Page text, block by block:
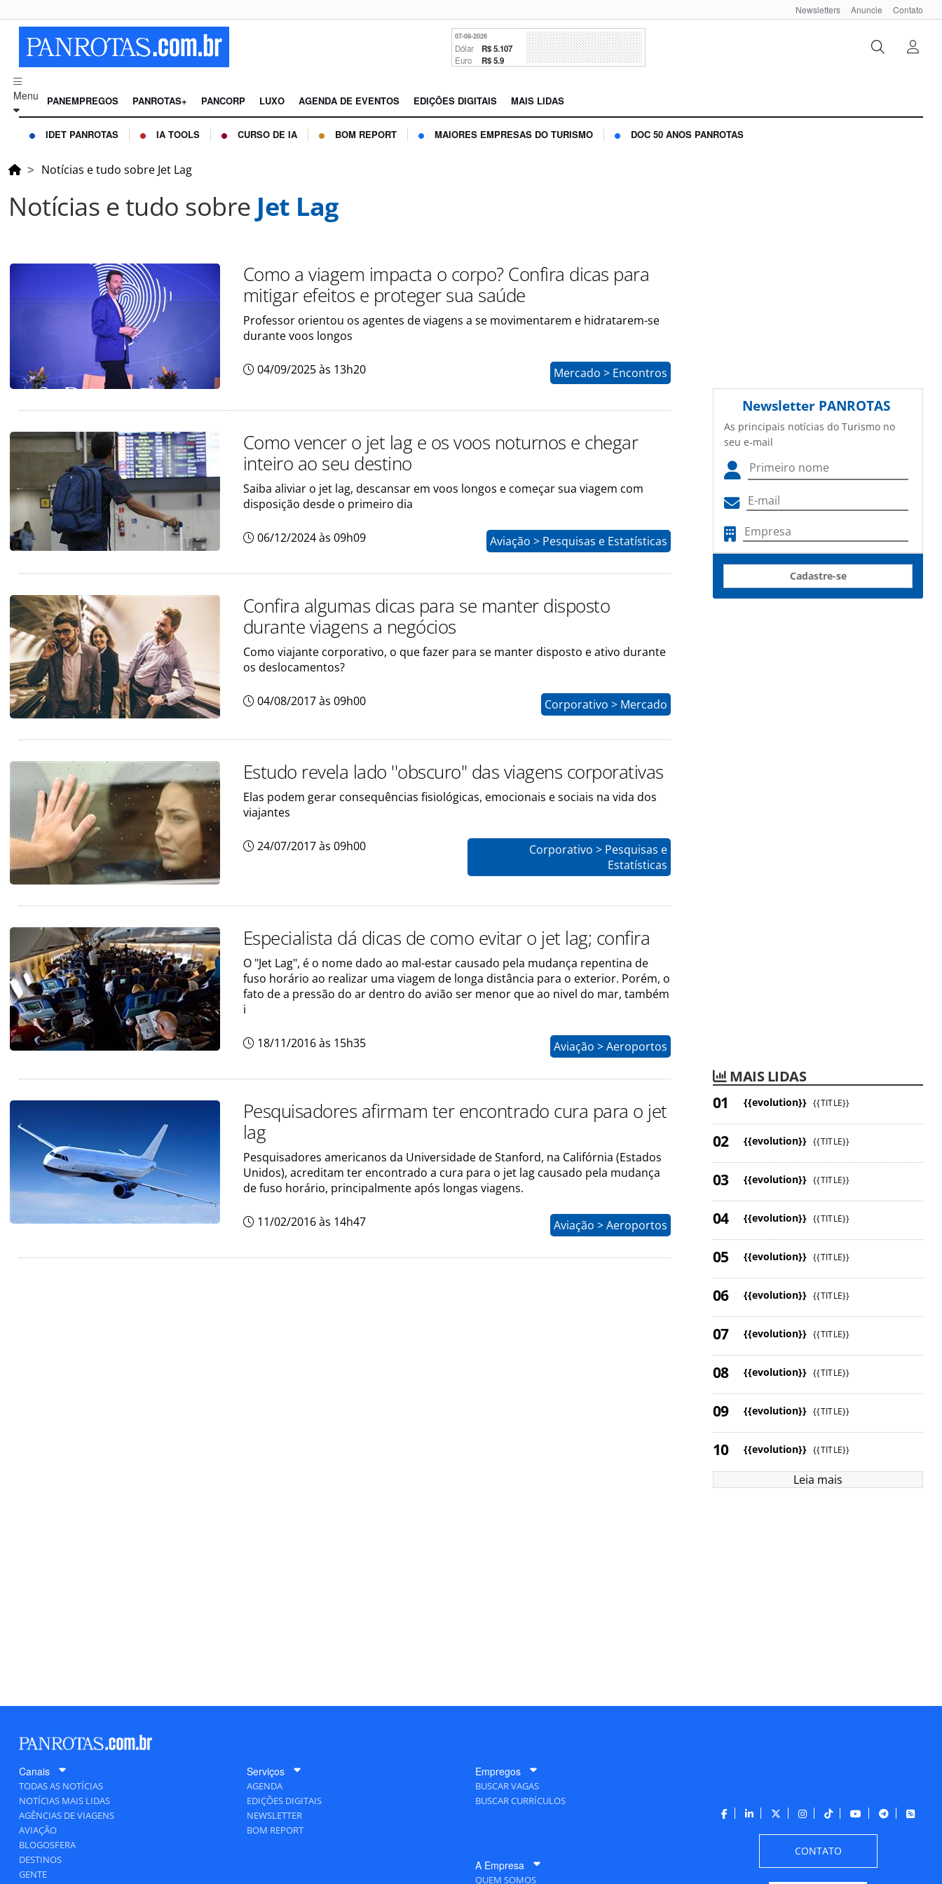
Newsletters Anuncie Contato
07-08-2026
Dólar R$ 5.107
Euro R$ 5.9
Menu PANEMPREGOS PANROTAS+ PANCORP LUXO AGENDA DE EVENTOS EDIÇÕES DIGITAIS MAIS LIDAS
IDET PANROTAS IA TOOLS CURSO DE IA BOM REPORT MAIORES EMPRESAS DO TURISMO DOC 50 ANOS PANROTAS
Notícias e tudo sobre Jet Lag
Notícias e tudo sobre Jet Lag
Como a viagem impacta o corpo? Confira dicas para
mitigar efeitos e proteger sua saúde
Professor orientou os agentes de viagens a se movimentarem e hidratarem-se
durante voos longos
04/09/2025 às 13h20 Mercado > Encontros
Como vencer o jet lag e os voos noturnos e chegar
inteiro ao seu destino
Saiba aliviar o jet lag, descansar em voos longos e começar sua viagem com
disposição desde o primeiro dia
06/12/2024 às 09h09 Aviação > Pesquisas e Estatísticas
Confira algumas dicas para se manter disposto
durante viagens a negócios
Como viajante corporativo, o que fazer para se manter disposto e ativo durante
os deslocamentos?
04/08/2017 às 09h00 Corporativo > Mercado
Estudo revela lado ''obscuro" das viagens corporativas
Elas podem gerar consequências fisiológicas, emocionais e sociais na vida dos
viajantes
24/07/2017 às 09h00
Corporativo > Pesquisas e
Estatísticas
Especialista dá dicas de como evitar o jet lag; confira
O "Jet Lag", é o nome dado ao mal-estar causado pela mudança repentina de
fuso horário ao realizar uma viagem de longa distância para o exterior. Porém, o
fato de a pressão do ar dentro do avião ser menor que ao nivel do mar, também
i
18/11/2016 às 15h35 Aviação > Aeroportos
Pesquisadores afirmam ter encontrado cura para o jet
lag
Pesquisadores americanos da Universidade de Stanford, na Califórnia (Estados
Unidos), acreditam ter encontrado a cura para o jet lag causado pela mudança
de fuso horário, principalmente após longas viagens.
11/02/2016 às 14h47 Aviação > Aeroportos
Newsletter PANROTAS
As principais notícias do Turismo no
seu e-mail
Cadastre-se
MAIS LIDAS
{{evolution}} {{TITLE}}
{{evolution}} {{TITLE}}
{{evolution}} {{TITLE}}
{{evolution}} {{TITLE}}
{{evolution}} {{TITLE}}
{{evolution}} {{TITLE}}
{{evolution}} {{TITLE}}
{{evolution}} {{TITLE}}
{{evolution}} {{TITLE}}
{{evolution}} {{TITLE}}
Leia mais
Canais
TODAS AS NOTÍCIAS
NOTÍCIAS MAIS LIDAS
AGÊNCIAS DE VIAGENS
AVIAÇÃO
BLOGOSFERA
DESTINOS
GENTE
Serviços
AGENDA
EDIÇÕES DIGITAIS
NEWSLETTER
BOM REPORT
Empregos
BUSCAR VAGAS
BUSCAR CURRÍCULOS
A Empresa
QUEM SOMOS
CONTATO